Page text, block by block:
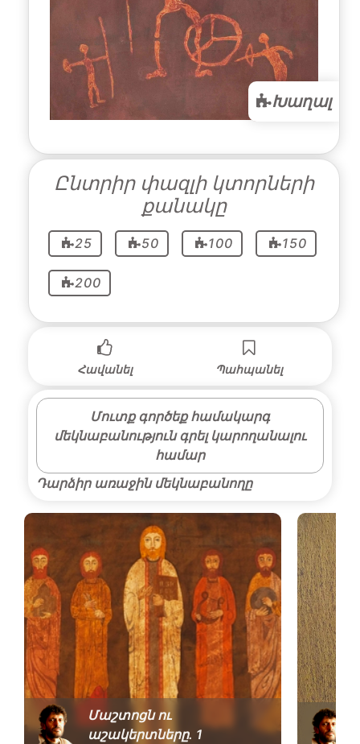
Խաղալ
Ընտրիր փազլի կտորների
քանակը
25 50 100 150
200
Հավանել Պահպանել
Մուտք գործեք համակարգ
մեկնաբանություն գրել կարողանալու
համար
Դարձիր առաջին մեկնաբանողը
Մաշտոցն ու
աշակերտները․ 1